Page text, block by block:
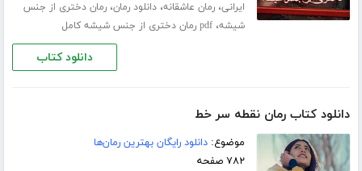
ایرانی،رمان عاشقانه،دانلود رمان،رمان دختری از جنس
شیشه،pdf رمان دختری از جنس شیشه کامل
دانلود کتاب
دانلود کتاب رمان نقطه سر خط
موضوع:دانلود رایگان بهترین رمان‌ها
۷۸۲ صفحه